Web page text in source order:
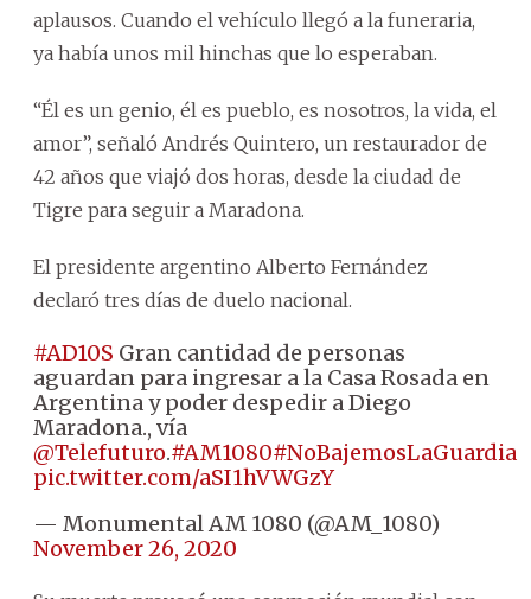
aplausos. Cuando el vehículo llegó a la funeraria,
ya había unos mil hinchas que lo esperaban.
“Él es un genio, él es pueblo, es nosotros, la vida, el
amor”, señaló Andrés Quintero, un restaurador de
42 años que viajó dos horas, desde la ciudad de
Tigre para seguir a Maradona.
El presidente argentino Alberto Fernández
declaró tres días de duelo nacional.
#AD10S Gran cantidad de personas
aguardan para ingresar a la Casa Rosada en
Argentina y poder despedir a Diego
Maradona., vía
@Telefuturo.#AM1080#NoBajemosLaGuardia
pic.twitter.com/aSI1hVWGzY
— Monumental AM 1080 (@AM_1080)
November 26, 2020